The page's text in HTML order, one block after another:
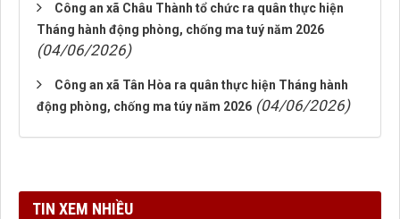
Công an xã Châu Thành tổ chức ra quân thực hiện
Tháng hành động phòng, chống ma tuý năm 2026
(04/06/2026)
Công an xã Tân Hòa ra quân thực hiện Tháng hành
động phòng, chống ma túy năm 2026 (04/06/2026)
TIN XEM NHIỀU